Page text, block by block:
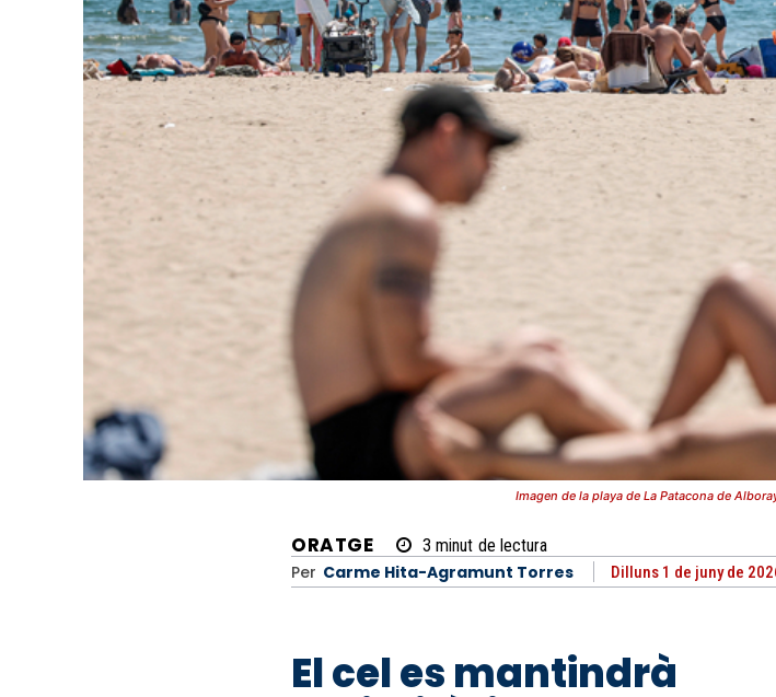
Imagen de la playa de La Patacona de
ORATGE 3 minut de lectura
Per Carme Hita-Agramunt Torres Dilluns 1 de juny de
El cel es mantindrà